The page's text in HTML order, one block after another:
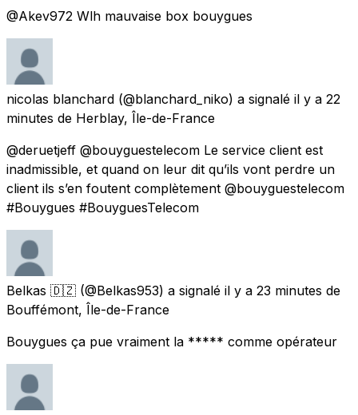
@Akev972 Wlh mauvaise box bouygues
nicolas blanchard (@blanchard_niko) a signalé il y a 22
minutes de Herblay, Île-de-France
@deruetjeff @bouyguestelecom Le service client est
inadmissible, et quand on leur dit qu’ils vont perdre un
client ils s’en foutent complètement @bouyguestelecom
#Bouygues #BouyguesTelecom
Belkas 🇩🇿 (@Belkas953) a signalé il y a 23 minutes de
Bouffémont, Île-de-France
Bouygues ça pue vraiment la ***** comme opérateur